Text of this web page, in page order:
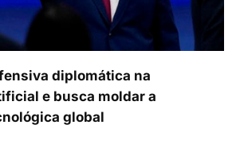
diplomática na
e busca moldar a
global